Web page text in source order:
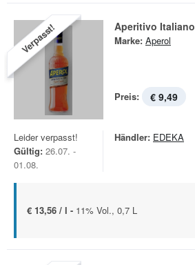
Verpasst! Aperitivo Italiano
Marke: Aperol
Preis: € 9,49
Leider verpasst!
Gültig: 26.07. -
01.08.
Händler: EDEKA
€ 13,56 / l - 11% Vol., 0,7 L